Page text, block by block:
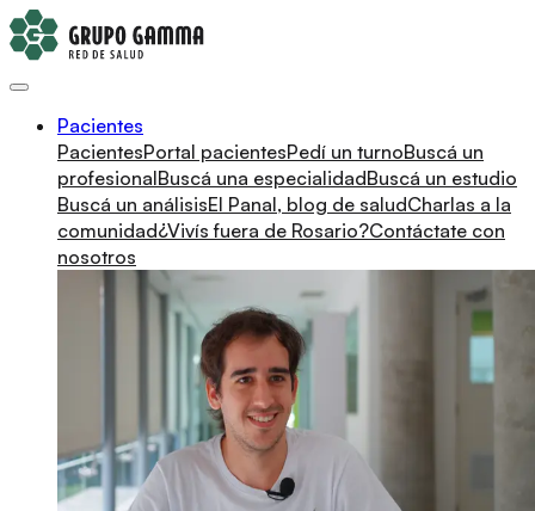
Pacientes
PacientesPortal pacientesPedí un turnoBuscá un
profesionalBuscá una especialidadBuscá un estudio
Buscá un análisisEl Panal, blog de saludCharlas a la
comunidad¿Vivís fuera de Rosario?Contáctate con
nosotros